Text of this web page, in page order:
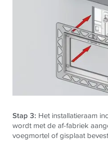
Stap 3: Het installatieraam
wordt met de af-fabriek
voegmortel of gisplaat